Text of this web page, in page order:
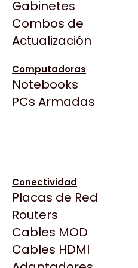
Gabinetes
Combos de
Actualización
Computadoras
Notebooks
PCs Armadas
Conectividad
Placas de Red
Routers
Cables MOD
Cables HDMI
Arkham
Asrock
BenQ
CX
Cooler Master
Deepcool
Dell
EVGA
Gamemax
Genesis
Todas las Tiendas
Click Gaming
Compufan Store
Dinobyte
Full H4rd
Gaming City
Filtrar